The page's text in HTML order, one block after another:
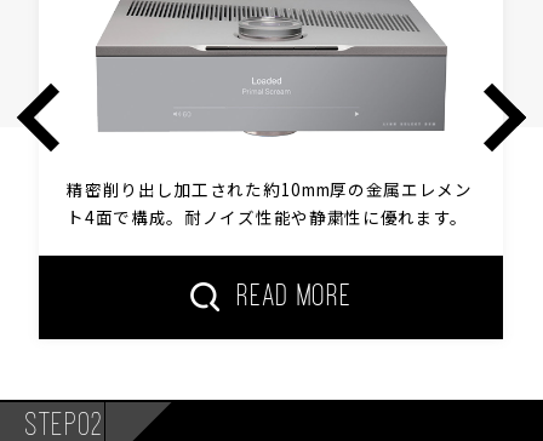
精密削り出し加工された約10mm厚の金属エレメン
ト4面で構成。耐ノイズ性能や静粛性に優れます。
READ MORE
STEP02